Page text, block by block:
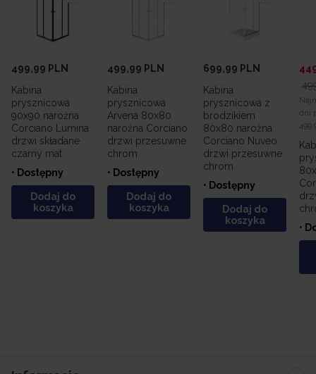
499,99 PLN
Kabina
prysznicowa
90x90 narożna
Corciano Lumina
drzwi składane
czarny mat
• Dostępny
Dodaj do
koszyka
499,99 PLN
Kabina
prysznicowa
Arvena 80x80
narożna Corciano
drzwi przesuwne
chrom
• Dostępny
Dodaj do
koszyka
699,99 PLN
Kabina
prysznicowa z
brodzikiem
80x80 narożna
Corciano Nuveo
drzwi przesuwne
chrom
• Dostępny
Dodaj do
koszyka
dni
•